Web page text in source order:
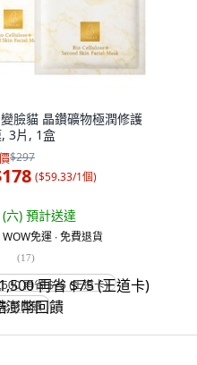
臉貓 晶鑽礦物極潤修護
3片, 1盒
$297
($59.33/1個)
六) 預計送達
WOW免運 ∙ 免費退貨
(17)
再省 $75 (王道卡)
幣回饋